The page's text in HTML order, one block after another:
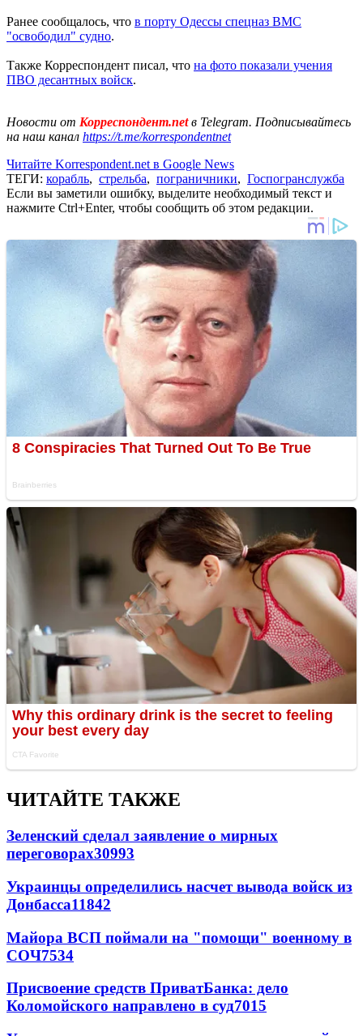
Ранее сообщалось, что в порту Одессы спецназ ВМС
"освободил" судно.
Также Корреспондент писал, что на фото показали учения
ПВО десантных войск.
Новости от Корреспондент.netв Telegram. Подписывайтесь
на наш канал https://t.me/korrespondentnet
Читайте Korrespondent.net в Google News
ТЕГИ: корабль, стрельба, пограничники, Госпогранслужба
Если вы заметили ошибку, выделите необходимый текст и
нажмите Ctrl+Enter, чтобы сообщить об этом редакции.
ЧИТАЙТЕ ТАКЖЕ
Зеленский сделал заявление о мирных
переговорах30993
Украинцы определились насчет вывода войск из
Донбасса11842
Майора ВСП поймали на "помощи" военному в
СОЧ7534
Присвоение средств ПриватБанка: дело
Коломойского направлено в суд7015